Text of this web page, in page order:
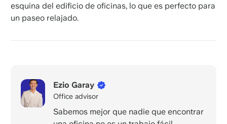
esquina del edificio de oficinas, lo que es perfecto para
un paseo relajado.
Ezio Garay
Office advisor
Sabemos mejor que nadie que encontrar